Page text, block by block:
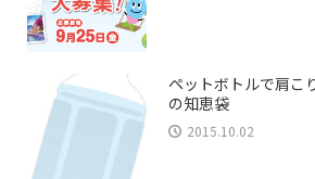
ペットボトルで肩こ
の知恵袋
2015.10.02